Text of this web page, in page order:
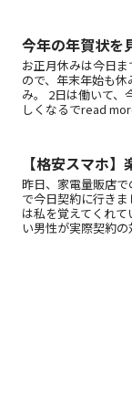
今年の年賀状を
お正月休みは今日
ので、年末年始も
み。 2日は働いて、
しくなるでread
【格安スマホ
昨日、家電量販店
で今日契約に行き
は私を覚えてくれ
い男性が実際契約